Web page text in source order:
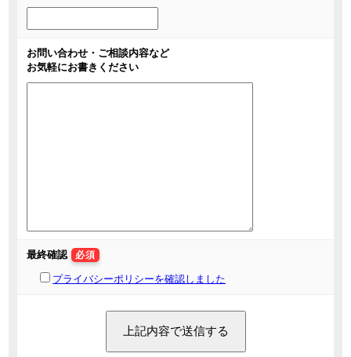
お問い合わせ・ご相談内容など
お気軽にお書きください
最終確認 必須
プライバシーポリシーを確認しました